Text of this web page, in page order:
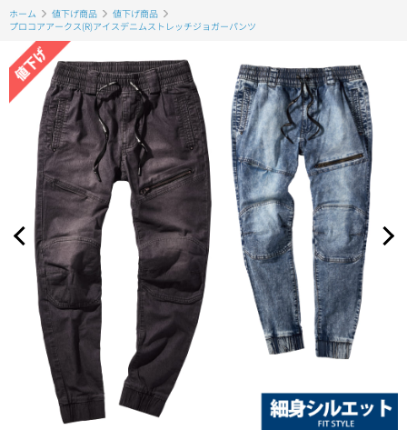
ホーム 値下げ商品
値下げ商品
プロコアアークス(R)アイスデニムストレッチジョガーパンツ